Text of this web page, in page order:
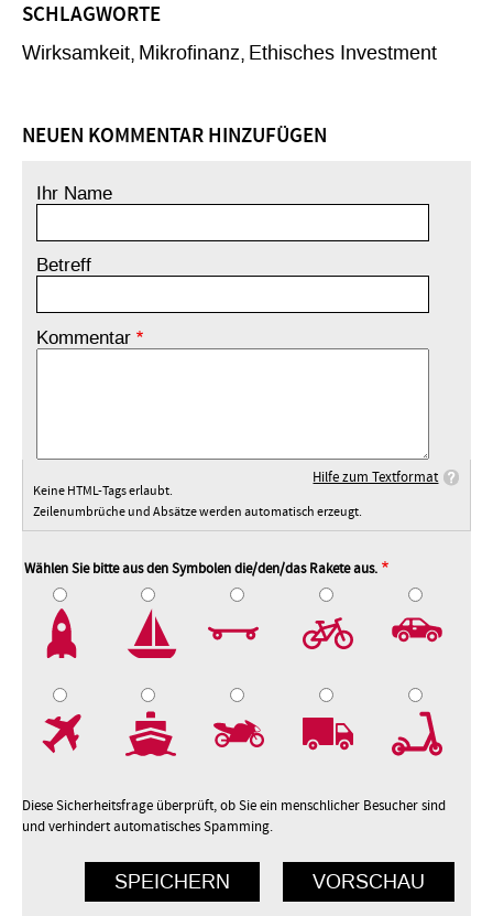
SCHLAGWORTE
Wirksamkeit Mikrofinanz Ethisches Investment
NEUEN KOMMENTAR HINZUFÜGEN
Ihr Name
Betreff
Kommentar
Hilfe zum Textformat
Keine HTML-Tags erlaubt.
Zeilenumbrüche und Absätze werden automatisch erzeugt.
Wählen Sie bitte aus den Symbolen die/den/das Rakete aus.
Diese Sicherheitsfrage überprüft, ob Sie ein menschlicher Besucher sind
und verhindert automatisches Spamming.